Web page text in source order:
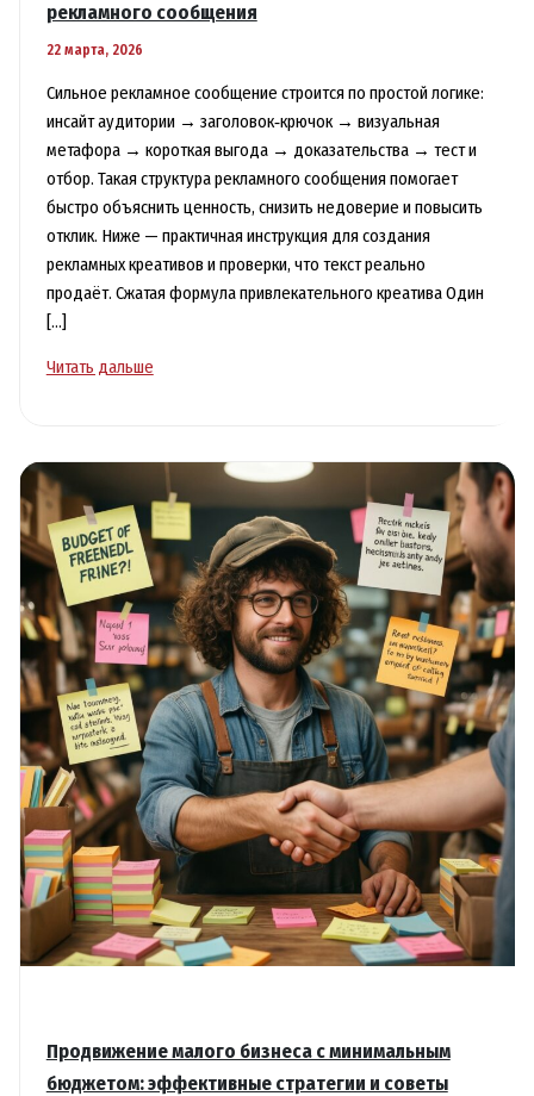
рекламного сообщения
22 марта, 2026
Сильное рекламное сообщение строится по простой логике:
инсайт аудитории → заголовок‑крючок → визуальная
метафора → короткая выгода → доказательства → тест и
отбор. Такая структура рекламного сообщения помогает
быстро объяснить ценность, снизить недоверие и повысить
отклик. Ниже — практичная инструкция для создания
рекламных креативов и проверки, что текст реально
продаёт. Сжатая формула привлекательного креатива Один
[…]
Креативы,
сильного
рекламного
сообщения
Читать дальше
Продвижение малого бизнеса с минимальным
бюджетом: эффективные стратегии и советы